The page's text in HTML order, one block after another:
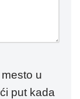
u
put kada